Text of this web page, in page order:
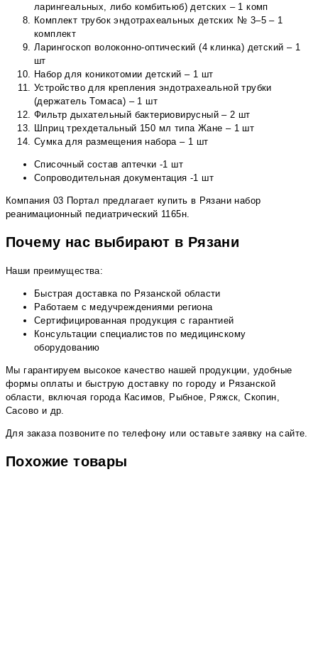
ларингеальных, либо комбитьюб) детских – 1 комп
Комплект трубок эндотрахеальных детских № 3–5 – 1
комплект
Ларингоскоп волоконно-оптический (4 клинка) детский – 1
шт
Набор для коникотомии детский – 1 шт
Устройство для крепления эндотрахеальной трубки
(держатель Томаса) – 1 шт
Фильтр дыхательный бактериовирусный – 2 шт
Шприц трехдетальный 150 мл типа Жане – 1 шт
Сумка для размещения набора – 1 шт
Списочный состав аптечки -1 шт
Сопроводительная документация -1 шт
Компания 03 Портал предлагает купить в Рязани набор
реанимационный педиатрический 1165н.
Почему нас выбирают в Рязани
Наши преимущества:
Быстрая доставка по Рязанской области
Работаем с медучреждениями региона
Сертифицированная продукция с гарантией
Консультации специалистов по медицинскому
оборудованию
Мы гарантируем высокое качество нашей продукции, удобные
формы оплаты и быструю доставку по городу и Рязанской
области, включая города Касимов, Рыбное, Ряжск, Скопин,
Сасово и др.
Для заказа позвоните по телефону или оставьте заявку на сайте.
Похожие товары